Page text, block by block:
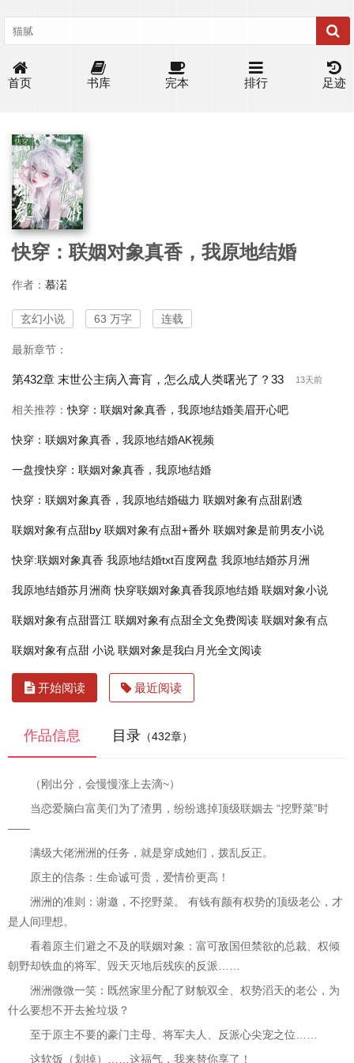
首页 书库 完本 排行 足迹
快穿：联姻对象真香，我原地结婚
作者： 慕渃
玄幻小说 63 万字 连载
最新章节：
第432章 末世公主病入膏肓，怎么成人类曙光了？33 13天前
相关推荐：快穿：联姻对象真香，我原地结婚美眉开心吧
快穿：联姻对象真香，我原地结婚AK视频
一盘搜快穿：联姻对象真香，我原地结婚
快穿：联姻对象真香，我原地结婚磁力 联姻对象有点甜剧透
联姻对象有点甜by 联姻对象有点甜+番外 联姻对象是前男友小说
快穿:联姻对象真香 我原地结婚txt百度网盘 我原地结婚苏月洲
我原地结婚苏月洲商 快穿联姻对象真香我原地结婚 联姻对象小说
联姻对象有点甜晋江 联姻对象有点甜全文免费阅读 联姻对象有点
联姻对象有点甜 小说 联姻对象是我白月光全文阅读
开始阅读 最近阅读
作品信息 目录 （432章）
（刚出分，会慢慢涨上去滴~）
当恋爱脑白富美们为了渣男，纷纷逃掉顶级联姻去 “挖野菜”时
——
满级大佬洲洲的任务，就是穿成她们，拨乱反正。
原主的信条：生命诚可贵，爱情价更高！
洲洲的准则：谢邀，不挖野菜。 有钱有颜有权势的顶级老公，才
是人间理想。
看着原主们避之不及的联姻对象：富可敌国但禁欲的总裁、权倾
朝野却铁血的将军、毁天灭地后残疾的反派……
洲洲微微一笑：既然家里分配了财貌双全、权势滔天的老公，为
什么要想不开去捡垃圾？
至于原主不要的豪门主母、将军夫人、反派心尖宠之位……
这软饭（划掉）……这福气，我来替你享了！